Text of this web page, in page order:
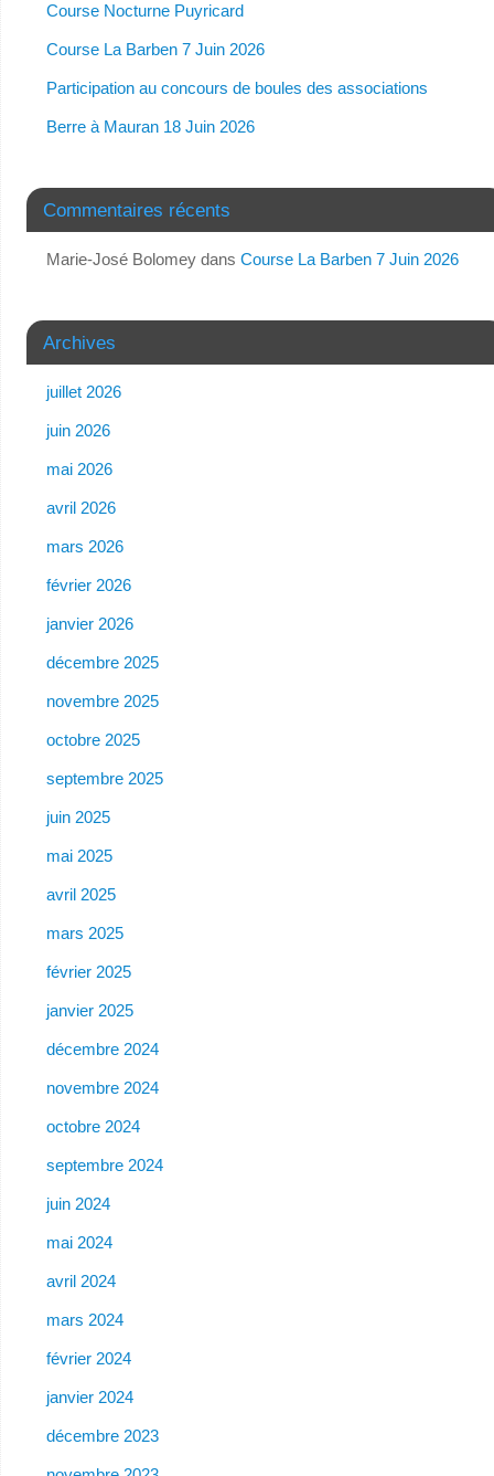
Course Nocturne Puyricard
Course La Barben 7 Juin 2026
Participation au concours de boules des associations
Berre à Mauran 18 Juin 2026
Commentaires récents
Marie-José Bolomeydans Course La Barben 7 Juin 2026
Archives
juillet 2026
juin 2026
mai 2026
avril 2026
mars 2026
février 2026
janvier 2026
décembre 2025
novembre 2025
octobre 2025
septembre 2025
juin 2025
mai 2025
avril 2025
mars 2025
février 2025
janvier 2025
décembre 2024
novembre 2024
octobre 2024
septembre 2024
juin 2024
mai 2024
avril 2024
mars 2024
février 2024
janvier 2024
décembre 2023